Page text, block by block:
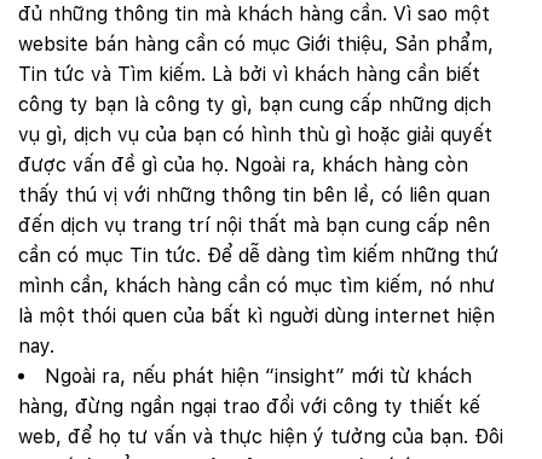
đủ những thông tin mà khách hàng cần. Vì sao một
website bán hàng cần có mục Giới thiệu, Sản phẩm,
Tin tức và Tìm kiếm. Là bởi vì khách hàng cần biết
công ty bạn là công ty gì, bạn cung cấp những dịch
vụ gì, dịch vụ của bạn có hình thù gì hoặc giải quyết
được vấn đề gì của họ. Ngoài ra, khách hàng còn
thấy thú vị với những thông tin bên lề, có liên quan
đến dịch vụ trang trí nội thất mà bạn cung cấp nên
cần có mục Tin tức. Để dễ dàng tìm kiếm những thứ
mình cần, khách hàng cần có mục tìm kiếm, nó như
là một thói quen của bất kì nguời dùng internet hiện
nay.
Ngoài ra, nếu phát hiện “insight” mới từ khách
hàng, đừng ngần ngại trao đổi với công ty thiết kế
web, để họ tư vấn và thực hiện ý tưởng của bạn. Đôi